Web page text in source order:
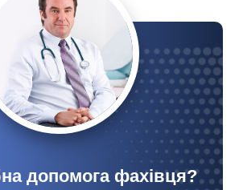
допомога фахівця?